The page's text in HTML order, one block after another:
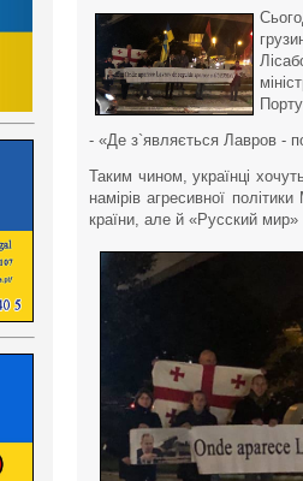
- «Де з`являється Лавров -
Таким чином, українці
намірів агресивної
країни, але й «Русский